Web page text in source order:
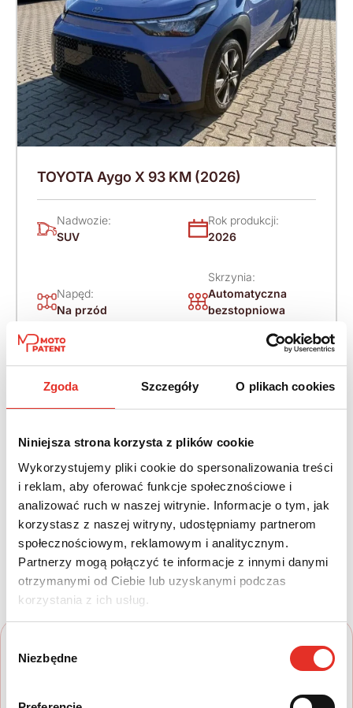
Zgoda Szczegóły O plikach cookies
Niniejsza strona korzysta z plików cookie
Wykorzystujemy pliki cookie do spersonalizowania treści
i reklam, aby oferować funkcje społecznościowe i
analizować ruch w naszej witrynie. Informacje o tym, jak
korzystasz z naszej witryny, udostępniamy partnerom
społecznościowym, reklamowym i analitycznym.
Partnerzy mogą połączyć te informacje z innymi danymi
otrzymanymi od Ciebie lub uzyskanymi podczas
korzystania z ich usług.
zgody
Niezbędne
TOYOTA Aygo X 93 KM (2026)
Nadwozie:
SUV
Rok produkcji:
2026
Napęd:
Na przód
Skrzynia:
Automatyczna
bezstopniowa
Paliwo:
Hybryda
Moc (KM):
1 216 zł
1 496 zł brutto / msc.
95 740 zł
Twój nowy samochód w kilku
prostych krokach